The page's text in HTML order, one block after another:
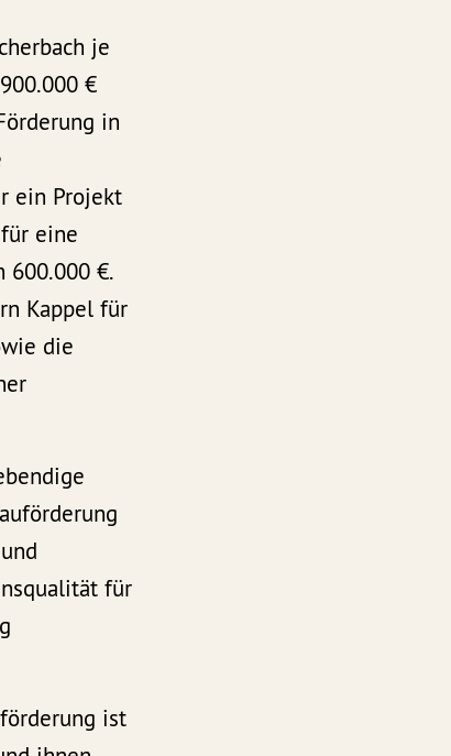
je
€
in
ein Projekt
eine
€.
Kappel für
die
für
ist